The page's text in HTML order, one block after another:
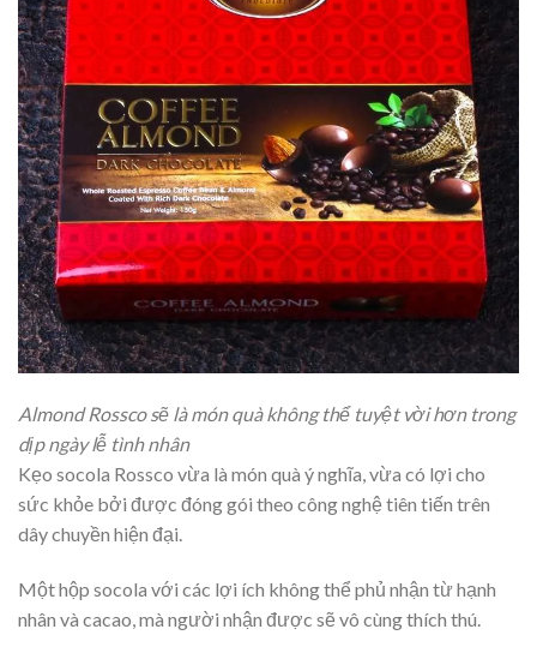
Almond Rossco sẽ là món quà không thể tuyệt vời hơn trong
dịp ngày lễ tình nhân
Kẹo socola Rossco vừa là món quà ý nghĩa, vừa có lợi cho
sức khỏe bởi được đóng gói theo công nghệ tiên tiến trên
dây chuyền hiện đại.
Một hộp socola với các lợi ích không thể phủ nhận từ hạnh
nhân và cacao, mà người nhận được sẽ vô cùng thích thú.